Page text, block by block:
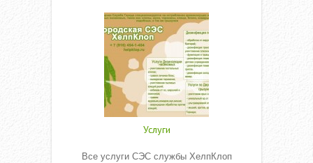
Услуги
Все услуги СЭС службы ХелпКлоп